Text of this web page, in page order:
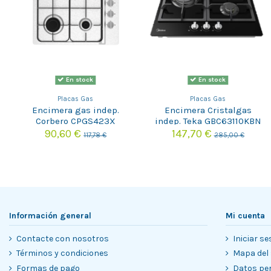
En stock
Placas Gas
Encimera gas indep.
Corbero CPGS423X
90,60 € 117,78 €
En stock
Placas Gas
Encimera Cristalgas
indep. Teka GBC63110KBN
NAT
147,70 €285,00 €
Información general
Contacte con nosotros
Términos y condiciones
Formas de pago
Mi cuenta
Iniciar
Mapa
Datos